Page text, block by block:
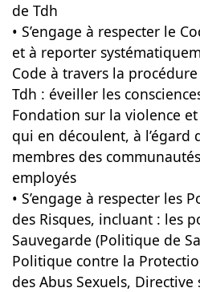
de Tdh
• S’engage à respecter le
et à reporter
Code à travers la
Tdh : éveiller les
Fondation sur la violence
qui en découlent, à l’égard
membres des
employés
• S’engage à respecter les
des Risques, incluant : les
Sauvegarde (Politique de
Politique contre la
des Abus Sexuels, Directive